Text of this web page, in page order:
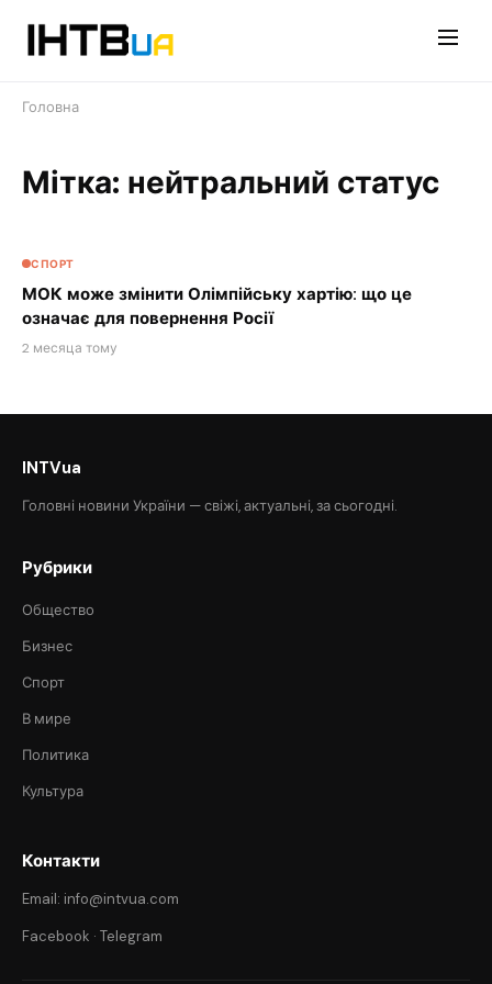
Головна
Мітка: нейтральний статус
СПОРТ
МОК може змінити Олімпійську хартію: що це
означає для повернення Росії
2 месяца тому
INTVua
Головні новини України — свіжі, актуальні, за сьогодні.
Рубрики
Общество
Бизнес
Спорт
В мире
Политика
Культура
Контакти
Email: info@intvua.com
Facebook · Telegram